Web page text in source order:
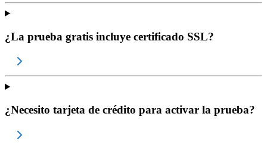
¿La prueba gratis incluye certificado SSL?
¿Necesito tarjeta de crédito para activar la prueba?